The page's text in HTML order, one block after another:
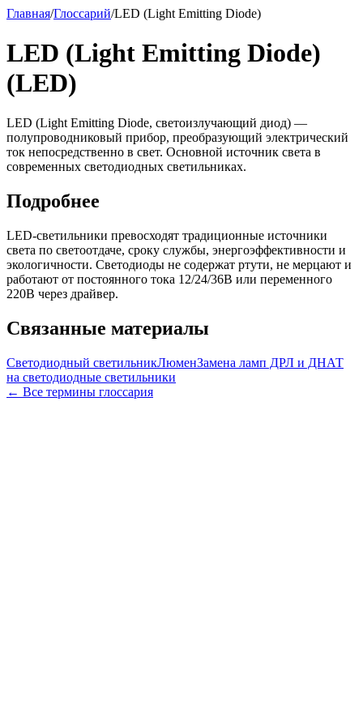
Главная/Глоссарий/LED (Light Emitting Diode)
LED (Light Emitting Diode)
(LED)
LED (Light Emitting Diode, светоизлучающий диод) —
полупроводниковый прибор, преобразующий электрический
ток непосредственно в свет. Основной источник света в
современных светодиодных светильниках.
Подробнее
LED-светильники превосходят традиционные источники
света по светоотдаче, сроку службы, энергоэффективности и
экологичности. Светодиоды не содержат ртути, не мерцают и
работают от постоянного тока 12/24/36В или переменного
220В через драйвер.
Связанные материалы
Светодиодный светильникЛюменЗамена ламп ДРЛ и ДНАТ
на светодиодные светильники
← Все термины глоссария